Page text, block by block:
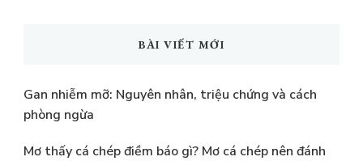
BÀI VIẾT MỚI
Gan nhiễm mỡ: Nguyên nhân, triệu chứng và cách
phòng ngừa
Mơ thấy cá chép điềm báo gì? Mơ cá chép nên đánh